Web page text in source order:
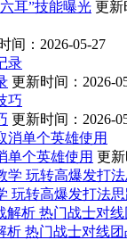
耳”技能曝光 更新
间：2026-05-27
更新时间：2026-
更新时间：2026-
单个英雄使用 更新
玩转高爆发打法思
析 热门战士对线